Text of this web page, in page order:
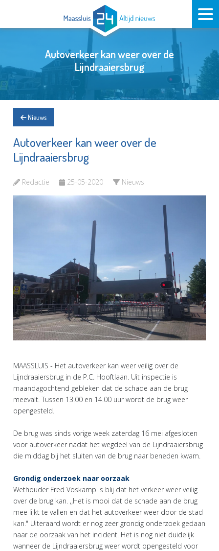
Autoverkeer kan weer over de
Lijndraaiersbrug
Nieuws
Autoverkeer kan weer over de
Lijndraaiersbrug
Redactie 25-05-2020 Nieuws
MAASSLUIS - Het autoverkeer kan weer veilig over de
Lijndraaiersbrug in de P.C. Hooftlaan. Uit inspectie is
maandagochtend gebleken dat de schade aan de brug
meevalt. Tussen 13.00 en 14.00 uur wordt de brug weer
opengesteld.
De brug was sinds vorige week zaterdag 16 mei afgesloten
voor autoverkeer nadat het wegdeel van de Lijndraaiersbrug
die middag bij het sluiten van de brug naar beneden kwam.
Grondig onderzoek naar oorzaak
Wethouder Fred Voskamp is blij dat het verkeer weer veilig
over de brug kan. ,,Het is mooi dat de schade aan de brug
mee lijkt te vallen en dat het autoverkeer weer door de stad
kan." Uiteraard wordt er nog zeer grondig onderzoek gedaan
naar de oorzaak van het incident. Het is nog niet duidelijk
wanneer de Lijndraaiersbrug weer wordt opengesteld voor